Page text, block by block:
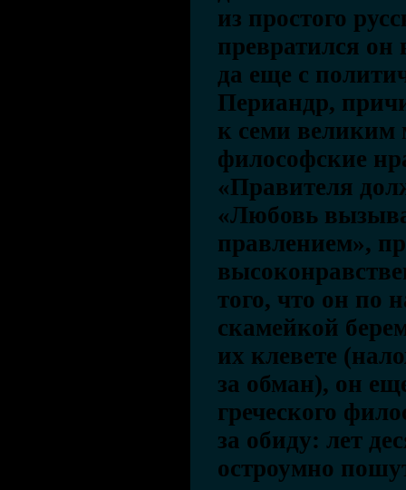
из простого
превратился он
да еще с
Периандр,
к семи великим
философские
«Правителя
«Любовь
правлением»,
того, что он по
скамейкой
их клевете
за обман), он
греческого
за обиду: лет
остроумно